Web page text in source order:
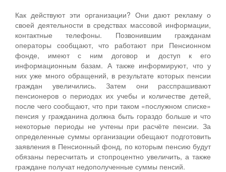
Как действуют эти организации? Они дают рекламу о
своей деятельности в средствах массовой информации,
контактные телефоны. Позвонившим гражданам
операторы сообщают, что работают при Пенсионном
фонде, имеют с ним договор и доступ к его
информационным базам. А также информируют, что у
них уже много обращений, в результате которых пенсии
граждан увеличились. Затем они расспрашивают
пенсионеров о периодах их учебы и количестве детей,
после чего сообщают, что при таком «послужном списке»
пенсия у гражданина должна быть гораздо больше и что
некоторые периоды не учтены при расчёте пенсии. За
определенные суммы организации обещают подготовить
заявления в Пенсионный фонд, по которым пенсию будут
обязаны пересчитать и стопроцентно увеличить, а также
граждане получат недополученные суммы пенсий.